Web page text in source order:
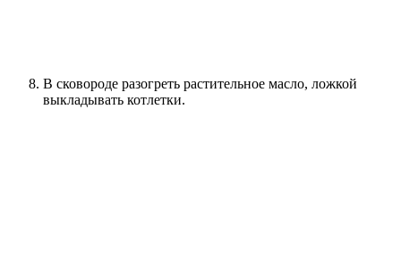
В сковороде разогреть растительное масло, ложкой
выкладывать котлетки.